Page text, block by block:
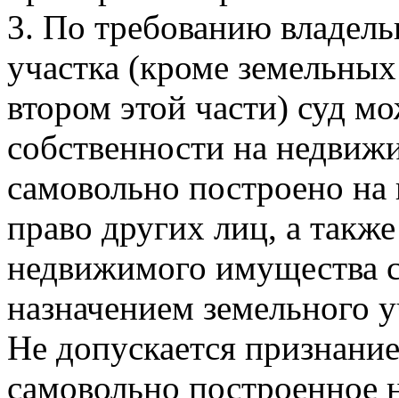
3. По требованию
участка (кроме
втором этой части) суд
собственности на
самовольно построено
право других лиц, а
недвижимого имущества
назначением земельного
Не допускается
самовольно